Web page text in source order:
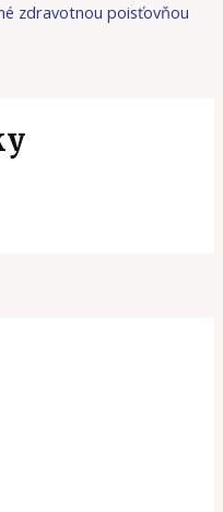
zdravotnou poisťovňou